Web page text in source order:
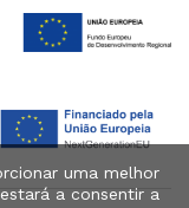
uma melhor
a consentir a